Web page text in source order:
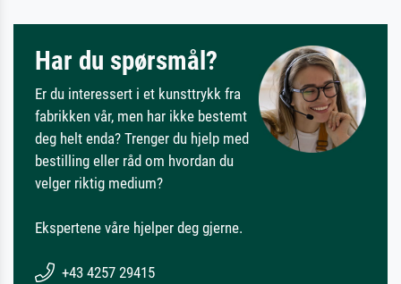
Har du spørsmål?
Er du interessert i et kunsttrykk fra
fabrikken vår, men har ikke bestemt
deg helt enda? Trenger du hjelp med
bestilling eller råd om hvordan du
velger riktig medium?
Ekspertene våre hjelper deg gjerne.
+43 4257 29415